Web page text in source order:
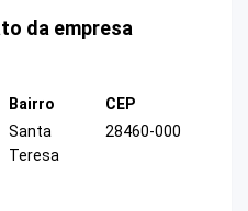
da empresa
Bairro
Santa
Teresa
CEP
28460-000